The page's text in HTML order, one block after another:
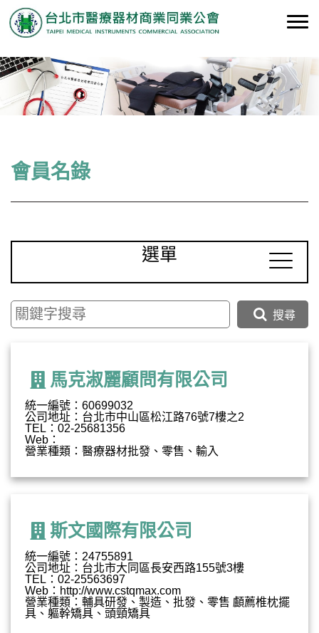
會員名錄
選單
搜尋
馬克淑麗顧問有限公司
統一編號：60699032
公司地址：台北市中山區松江路76號7樓之2
TEL：02-25681356
Web：
營業種類：醫療器材批發、零售、輸入
斯文國際有限公司
統一編號：24755891
公司地址：台北市大同區長安西路155號3樓
TEL：02-25563697
Web：http://www.cstqmax.com
營業種類：輔具研發、製造、批發、零售 顱薦椎枕擺
具、軀幹矯具、頭頸矯具